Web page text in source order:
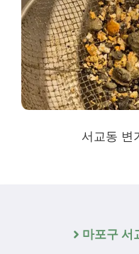
서교동 변
마포구 서